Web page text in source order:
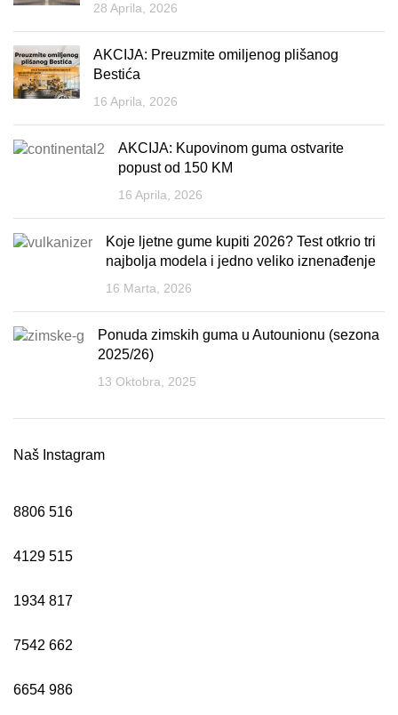
28 Aprila, 2026
AKCIJA: Preuzmite omiljenog plišanog
Bestića
16 Aprila, 2026
AKCIJA: Kupovinom guma ostvarite
popust od 150 KM
16 Aprila, 2026
Koje ljetne gume kupiti 2026? Test otkrio tri
najbolja modela i jedno veliko iznenađenje
16 Marta, 2026
Ponuda zimskih guma u Autounionu (sezona
2025/26)
13 Oktobra, 2025
Naš Instagram
8806 516
4129 515
1934 817
7542 662
6654 986